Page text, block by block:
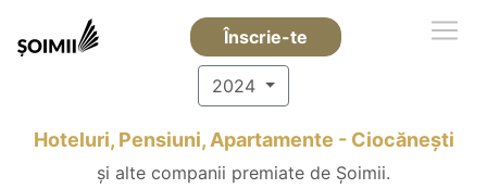
Înscrie-te
2024
Hoteluri, Pensiuni, Apartamente - Ciocăneşti
și alte companii premiate de Șoimii.